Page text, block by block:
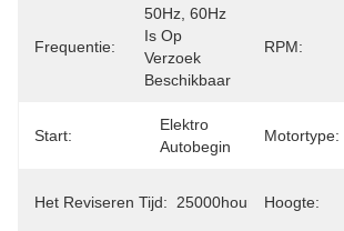
Frequentie:
50Hz, 60Hz
Is Op
Verzoek
Beschikbaar
RPM:
Start:
Elektro
Autobegin
Motortype:
Het Reviseren Tijd: 25000hours Hoogte: